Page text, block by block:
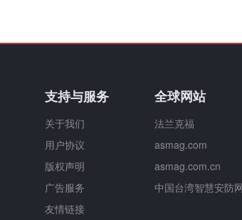
支持与服务
关于我们
用户协议
版权声明
广告服务
友情链接
全球网站
法兰克福
asmag.com
asmag.com.cn
中国台湾智慧安防